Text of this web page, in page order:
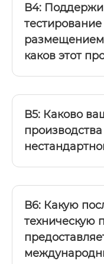
В4:
размещением
каков этот
В5: Каково
В6: Какую
техническую